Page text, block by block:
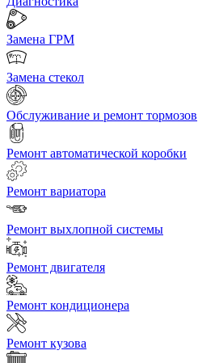
Замена ГРМ
Замена стекол
Обслуживание и ремонт тормозов
Ремонт автоматической коробки
Ремонт вариатора
Ремонт выхлопной системы
Ремонт двигателя
Ремонт кондиционера
Ремонт кузова